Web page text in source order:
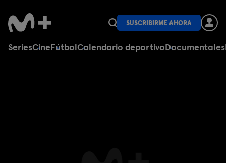
SeriesCineFútbolCalendario deportivoDocumentales
SUSCRIBIRME AHORA